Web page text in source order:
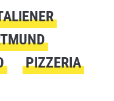
PIZZERIA